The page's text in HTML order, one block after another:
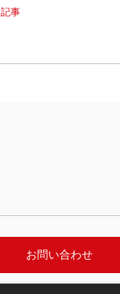
記事
お問い合わせ